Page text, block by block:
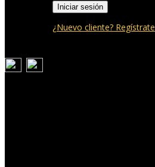
Iniciar sesión
¿Nuevo cliente? Regístrate